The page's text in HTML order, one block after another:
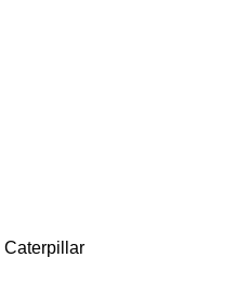
Caterpillar